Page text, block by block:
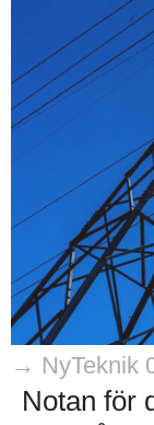
→ NyTeknik
Notan för